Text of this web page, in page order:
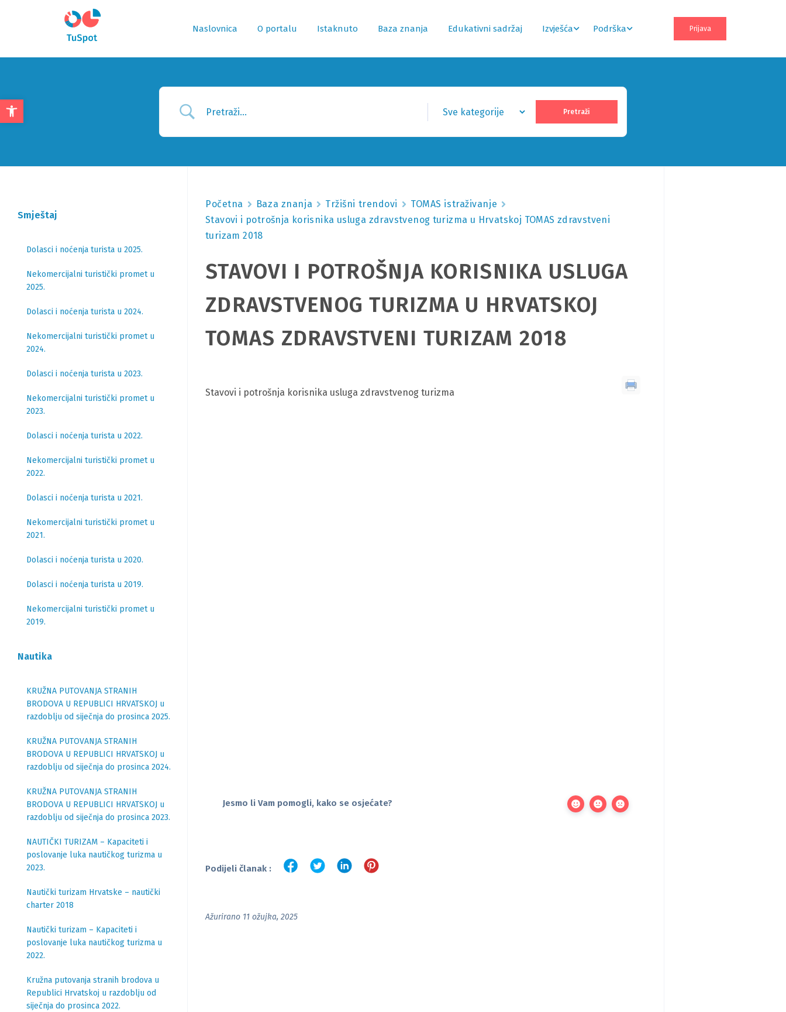
Open
Naslovnica O portalu Istaknuto Baza znanja Edukativni sadržaj Izvješća Podrška Prijava
Smještaj
Dolasci i noćenja turista u 2025.
Nekomercijalni turistički promet u
2025.
Dolasci i noćenja turista u 2024.
Nekomercijalni turistički promet u
2024.
Dolasci i noćenja turista u 2023.
Nekomercijalni turistički promet u
2023.
Dolasci i noćenja turista u 2022.
Nekomercijalni turistički promet u
2022.
Dolasci i noćenja turista u 2021.
Nekomercijalni turistički promet u
2021.
Dolasci i noćenja turista u 2020.
Dolasci i noćenja turista u 2019.
Nekomercijalni turistički promet u
2019.
Nautika
KRUŽNA PUTOVANJA STRANIH
BRODOVA U REPUBLICI HRVATSKOJ u
razdoblju od siječnja do prosinca 2025.
KRUŽNA PUTOVANJA STRANIH
BRODOVA U REPUBLICI HRVATSKOJ u
razdoblju od siječnja do prosinca 2024.
KRUŽNA PUTOVANJA STRANIH
BRODOVA U REPUBLICI HRVATSKOJ u
razdoblju od siječnja do prosinca 2023.
NAUTIČKI TURIZAM – Kapaciteti i
poslovanje luka nautičkog turizma u
2023.
Nautički turizam Hrvatske – nautički
charter 2018
Nautički turizam – Kapaciteti i
poslovanje luka nautičkog turizma u
2022.
Kružna putovanja stranih brodova u
Republici Hrvatskoj u razdoblju od
siječnja do prosinca 2022.
Početna Baza znanja Tržišni trendovi
TOMAS istraživanje
Stavovi i potrošnja korisnika usluga zdravstvenog turizma u Hrvatskoj TOMAS zdravstveni
turizam 2018
STAVOVI I POTROŠNJA KORISNIKA USLUGA
ZDRAVSTVENOG TURIZMA U HRVATSKOJ
TOMAS ZDRAVSTVENI TURIZAM 2018
Stavovi i potrošnja korisnika usluga zdravstvenog turizma
Jesmo li Vam pomogli, kako se osjećate?
Podijeli članak :
Ažurirano 11 ožujka, 2025